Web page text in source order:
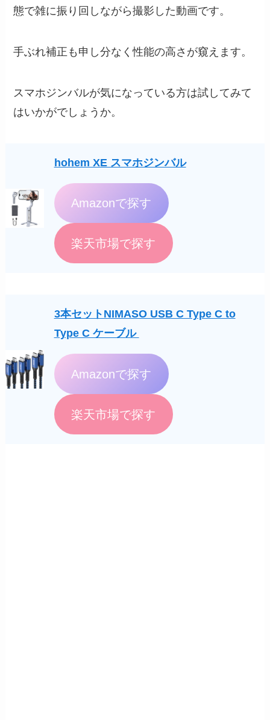
態で雑に振り回しながら撮影した動画です。
手ぶれ補正も申し分なく性能の高さが窺えます。
スマホジンバルが気になっている方は試してみて
はいかがでしょうか。
hohem XE スマホジンバル
Amazonで探す
楽天市場で探す
3本セットNIMASO USB C Type C to
Type C ケーブル
Amazonで探す
楽天市場で探す